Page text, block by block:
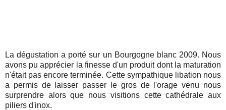
La dégustation a porté sur un Bourgogne blanc 2009. Nous
avons pu apprécier la finesse d'un produit dont la maturation
n'était pas encore terminée. Cette sympathique libation nous
a permis de laisser passer le gros de l'orage venu nous
surprendre alors que nous visitions cette cathédrale aux
piliers d'inox.